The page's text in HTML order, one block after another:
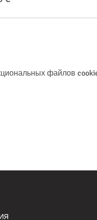
файлов